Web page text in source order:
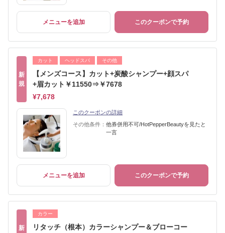
メニューを追加 このクーポンで予約
新
規
カット ヘッドスパ その他
【メンズコース】カット+炭酸シャンプー+顔スパ
+眉カット￥11550⇒￥7678
¥7,678
このクーポンの詳細
その他条件： 他券併用不可/HotPepperBeautyを見たと
一言
メニューを追加 このクーポンで予約
新
カラー
リタッチ（根本）カラーシャンプー＆ブローコー